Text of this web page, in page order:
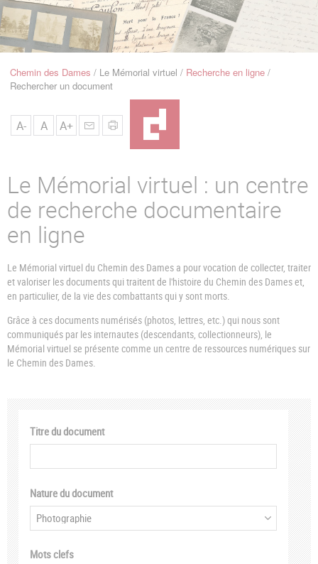
Navigation
Fil
Chemin des Dames Le Mémorial virtuel
Recherche en ligne
Rechercher un document
A- A A+
Le Mémorial virtuel : un centre
de recherche documentaire
en ligne
Le Mémorial virtuel du Chemin des Dames a pour vocation de collecter, traiter
et valoriser les documents qui traitent de l'histoire du Chemin des Dames et,
en particulier, de la vie des combattants qui y sont morts.
Grâce à ces documents numérisés (photos, lettres, etc.) qui nous sont
communiqués par les internautes (descendants, collectionneurs), le
Mémorial virtuel se présente comme un centre de ressources numériques sur
le Chemin des Dames.
Titre du document
Nature du document
Mots clefs